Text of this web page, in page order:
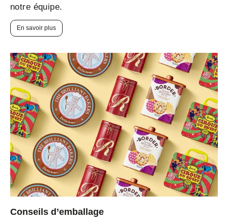
notre équipe.
En savoir plus
Conseils d’emballage